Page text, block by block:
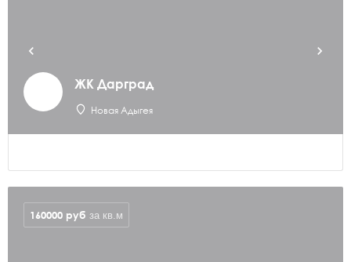
ЖК Дарград
Новая Адыгея
160000 руб за кв.м